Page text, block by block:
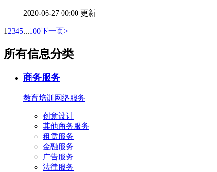
2020-06-27 00:00 更新
1 2345...100下一页>
所有信息分类
商务服务
教育培训 网络服务
创意设计
其他商务服务
租赁服务
金融服务
广告服务
法律服务